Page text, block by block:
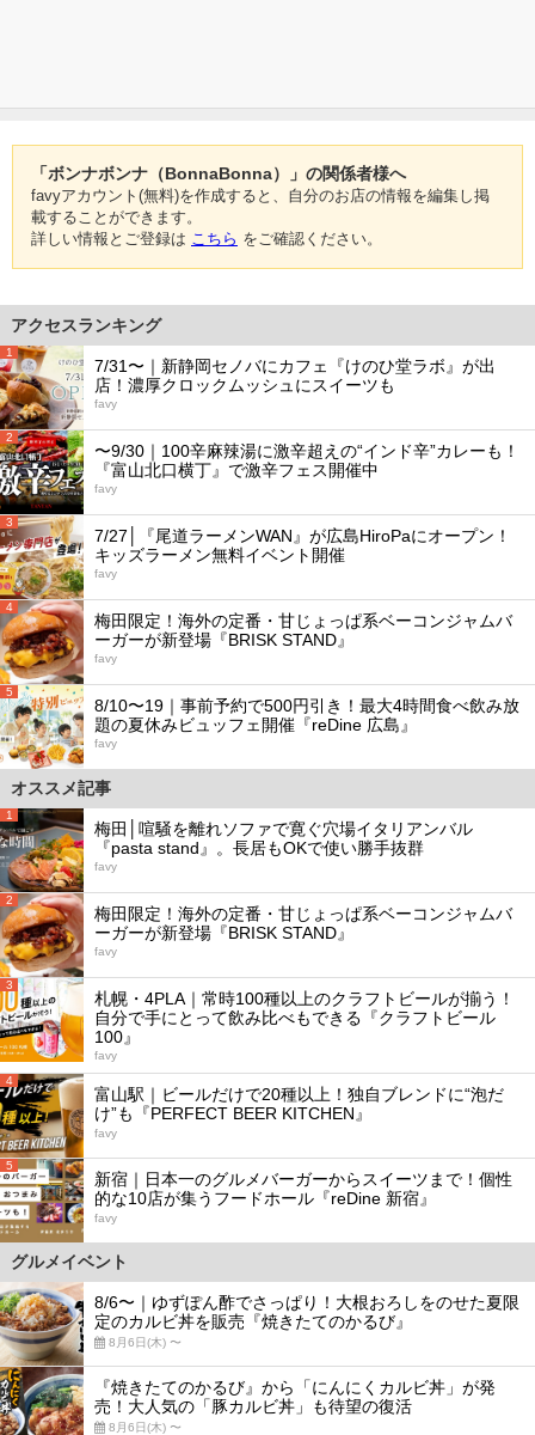
「ボンナボンナ（BonnaBonna）」の関係者様へ
favyアカウント(無料)を作成すると、自分のお店の情報を編集し掲
載することができます。
詳しい情報とご登録は こちら をご確認ください。
アクセスランキング
1
7/31〜｜新静岡セノバにカフェ『けのひ堂ラボ』が出
店！濃厚クロックムッシュにスイーツも
favy
2
〜9/30｜100辛麻辣湯に激辛超えの“インド辛”カレーも！
『富山北口横丁』で激辛フェス開催中
favy
3
7/27│『尾道ラーメンWAN』が広島HiroPaにオープン！
キッズラーメン無料イベント開催
favy
4
梅田限定！海外の定番・甘じょっぱ系ベーコンジャムバ
ーガーが新登場『BRISK STAND』
favy
5
8/10〜19｜事前予約で500円引き！最大4時間食べ飲み放
題の夏休みビュッフェ開催『reDine 広島』
favy
オススメ記事
1
梅田│喧騒を離れソファで寛ぐ穴場イタリアンバル
『pasta stand』。長居もOKで使い勝手抜群
favy
2
梅田限定！海外の定番・甘じょっぱ系ベーコンジャムバ
ーガーが新登場『BRISK STAND』
favy
3
札幌・4PLA｜常時100種以上のクラフトビールが揃う！
自分で手にとって飲み比べもできる『クラフトビール
100』
favy
4
富山駅｜ビールだけで20種以上！独自ブレンドに“泡だ
け”も『PERFECT BEER KITCHEN』
favy
5
新宿｜日本一のグルメバーガーからスイーツまで！個性
的な10店が集うフードホール『reDine 新宿』
favy
グルメイベント
8/6〜｜ゆずぽん酢でさっぱり！大根おろしをのせた夏限
定のカルビ丼を販売『焼きたてのかるび』
8月6日(木) 〜
『焼きたてのかるび』から「にんにくカルビ丼」が発
売！大人気の「豚カルビ丼」も待望の復活
8月6日(木) 〜